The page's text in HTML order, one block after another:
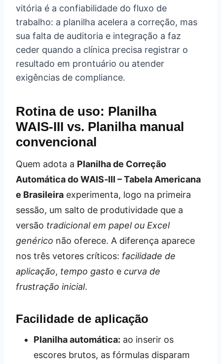
vitória é a confiabilidade do fluxo de
trabalho: a planilha acelera a correção, mas
sua falta de auditoria e integração a faz
ceder quando a clínica precisa registrar o
resultado em prontuário ou atender
exigências de compliance.
Rotina de uso: Planilha
WAIS‑III vs. Planilha manual
convencional
Quem adota a Planilha de Correção
Automática do WAIS‑III – Tabela Americana
e Brasileira experimenta, logo na primeira
sessão, um salto de produtividade que a
versão tradicional em papel ou Excel
genérico não oferece. A diferença aparece
nos três vetores críticos: facilidade de
aplicação, tempo gasto e curva de
frustração inicial.
Facilidade de aplicação
Planilha automática: ao inserir os
escores brutos, as fórmulas disparam